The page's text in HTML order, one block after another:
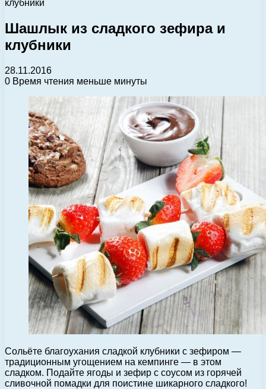
клубники
Шашлык из сладкого зефира и
клубники
28.11.2016
0 Время чтения меньше минуты
Сольёте благоухания сладкой клубники с зефиром —
традиционным угощением на кемпинге — в этом
сладком. Подайте ягоды и зефир с соусом из горячей
сливочной помадки для поистине шикарного сладкого!